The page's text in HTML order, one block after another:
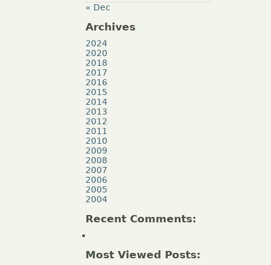
« Dec
Archives
2024
2020
2018
2017
2016
2015
2014
2013
2012
2011
2010
2009
2008
2007
2006
2005
2004
Recent Comments:
Most Viewed Posts: